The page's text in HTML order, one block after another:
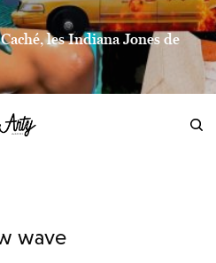
les Indiana Jones de
wave